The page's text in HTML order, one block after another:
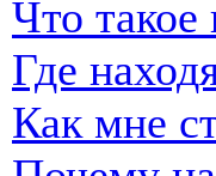
Что такое
Где
Как мне